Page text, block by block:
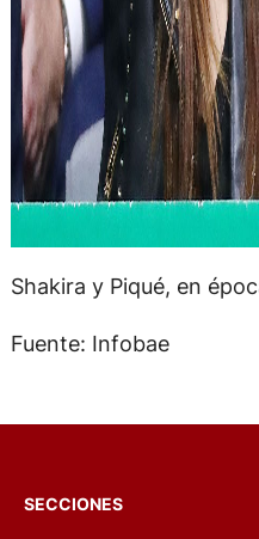
Shakira y Piqué, en
Fuente: Infobae
SECCIONES